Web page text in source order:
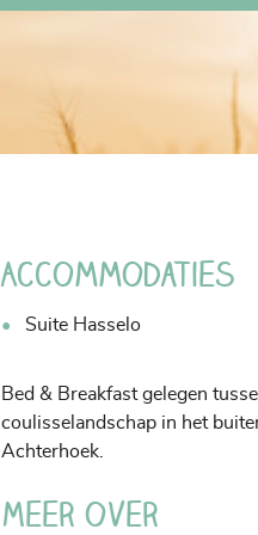
Accommodaties
Suite Hasselo
Bed & Breakfast gelegen
coulisselandschap in het
Achterhoek.
Meer over